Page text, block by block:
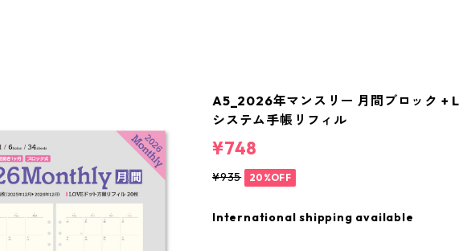
A5_2026年マンスリー 月間ブロック +
システム手帳リフィル
¥748
¥935 20%OFF
International shipping available